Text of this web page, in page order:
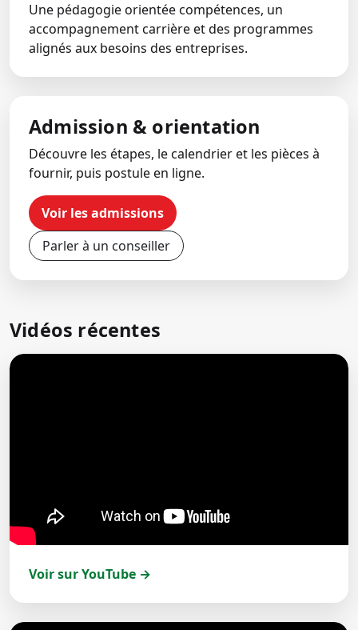
Une pédagogie orientée compétences, un
accompagnement carrière et des programmes
alignés aux besoins des entreprises.
Admission & orientation
Découvre les étapes, le calendrier et les pièces à
fournir, puis postule en ligne.
Voir les admissions
Parler à un conseiller
Vidéos récentes
Voir sur YouTube →